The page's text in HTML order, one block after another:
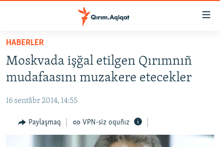
Esas
qaytmaq
Baş
qaytmaq
qaytmaq
HABERLER
SİYASET
CEMİYET
MEDENİYET
HABERLER
Moskvada işğal etilgen Qırımnıñ
mudafaasını muzakere etecekler
16 sentâbr 2014, 14:55
Paylaşmaq VPN-siz oquñız